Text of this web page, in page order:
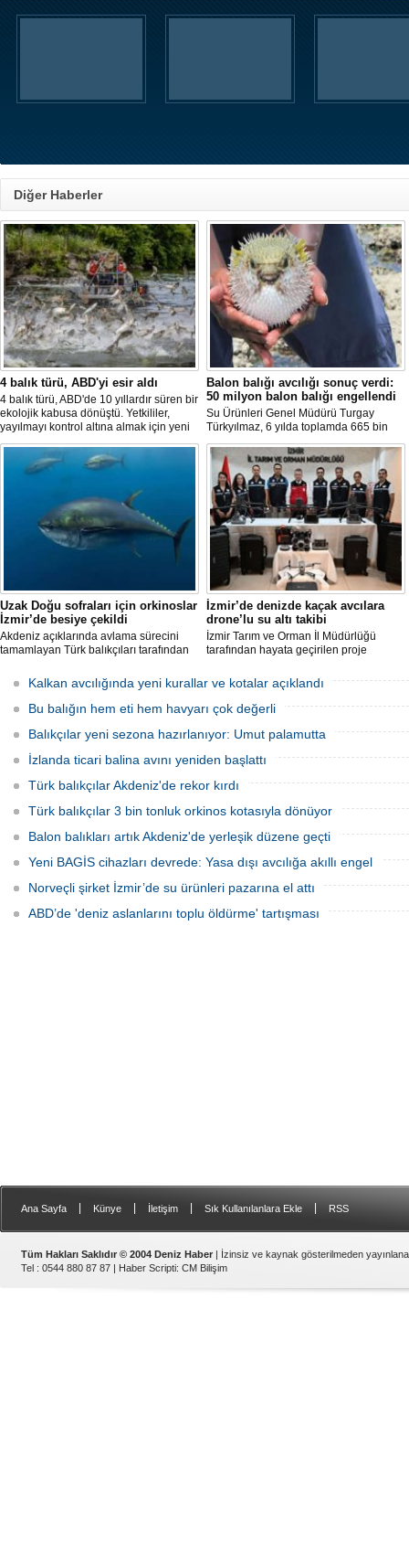
Diğer Haberler
4 balık türü, ABD'yi esir aldı
4 balık türü, ABD'de 10 yıllardır süren bir
ekolojik kabusa dönüştü. Yetkililer,
yayılmayı kontrol altına almak için yeni
projeler geliştirirken, uzmanlar
tamamen yok edilmenin imkansız
olduğunu belirtiyor.
Balon balığı avcılığı sonuç verdi:
50 milyon balon balığı engellendi
Su Ürünleri Genel Müdürü Turgay
Türkyılmaz, 6 yılda toplamda 665 bin
balon balığının ekosistemden
uzaklaştırıldığını belirterek, "Balon balığı
avcılığı sayesinde, yaklaşık 50 milyon
yeni balon balığının ekosisteme
katılması önlendi." dedi.
Uzak Doğu sofraları için orkinoslar
İzmir’de besiye çekildi
Akdeniz açıklarında avlama sürecini
tamamlayan Türk balıkçıları tarafından
orkinoslar, Uzak Doğu ülkelerine ihraç
edilmek için özenle bakılıyor.
İzmir’de denizde kaçak avcılara
drone’lu su altı takibi
İzmir Tarım ve Orman İl Müdürlüğü
tarafından hayata geçirilen proje
faaliyetleri anlık olarak tespit edebilen
hava ve su altı dronları sahada aktif
olarak kullanılmaya başlandı.
Kalkan avcılığında yeni kurallar ve kotalar açıklandı
Bu balığın hem eti hem havyarı çok değerli
Balıkçılar yeni sezona hazırlanıyor: Umut palamutta
İzlanda ticari balina avını yeniden başlattı
Türk balıkçılar Akdeniz'de rekor kırdı
Türk balıkçılar 3 bin tonluk orkinos kotasıyla dönüyor
Balon balıkları artık Akdeniz'de yerleşik düzene geçti
Yeni BAGİS cihazları devrede: Yasa dışı avcılığa akıllı engel
Norveçli şirket İzmir’de su ürünleri pazarına el attı
ABD’de 'deniz aslanlarını toplu öldürme' tartışması
Ana Sayfa Künye İletişim Sık Kullanılanlara Ekle RSS
Tüm Hakları Saklıdır © 2004 Deniz Haber | İzinsiz ve kaynak gösterilmeden
Tel : 0544 880 87 87 | Haber Scripti: CM Bilişim